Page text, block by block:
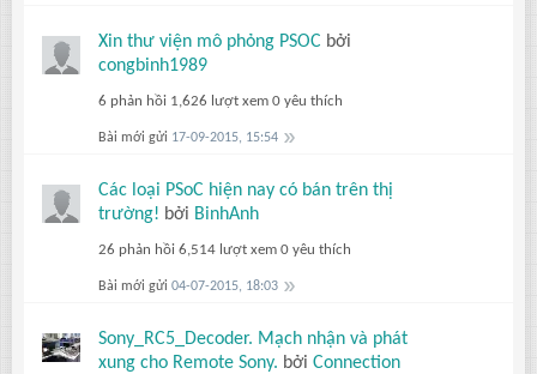
Xin thư viện mô phỏng PSOC bởi
congbinh1989
6 phản hồi 1,626 lượt xem 0 yêu thích
Bài mới gửi 17-09-2015, 15:54
Các loại PSoC hiện nay có bán trên thị
trường! bởi BinhAnh
26 phản hồi 6,514 lượt xem 0 yêu thích
Bài mới gửi 04-07-2015, 18:03
Sony_RC5_Decoder. Mạch nhận và phát
xung cho Remote Sony. bởi Connection